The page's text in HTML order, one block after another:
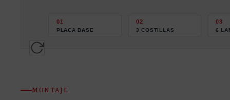
01
PLACA BASE
02
3 COSTILLAS
03
6
MONTAJE